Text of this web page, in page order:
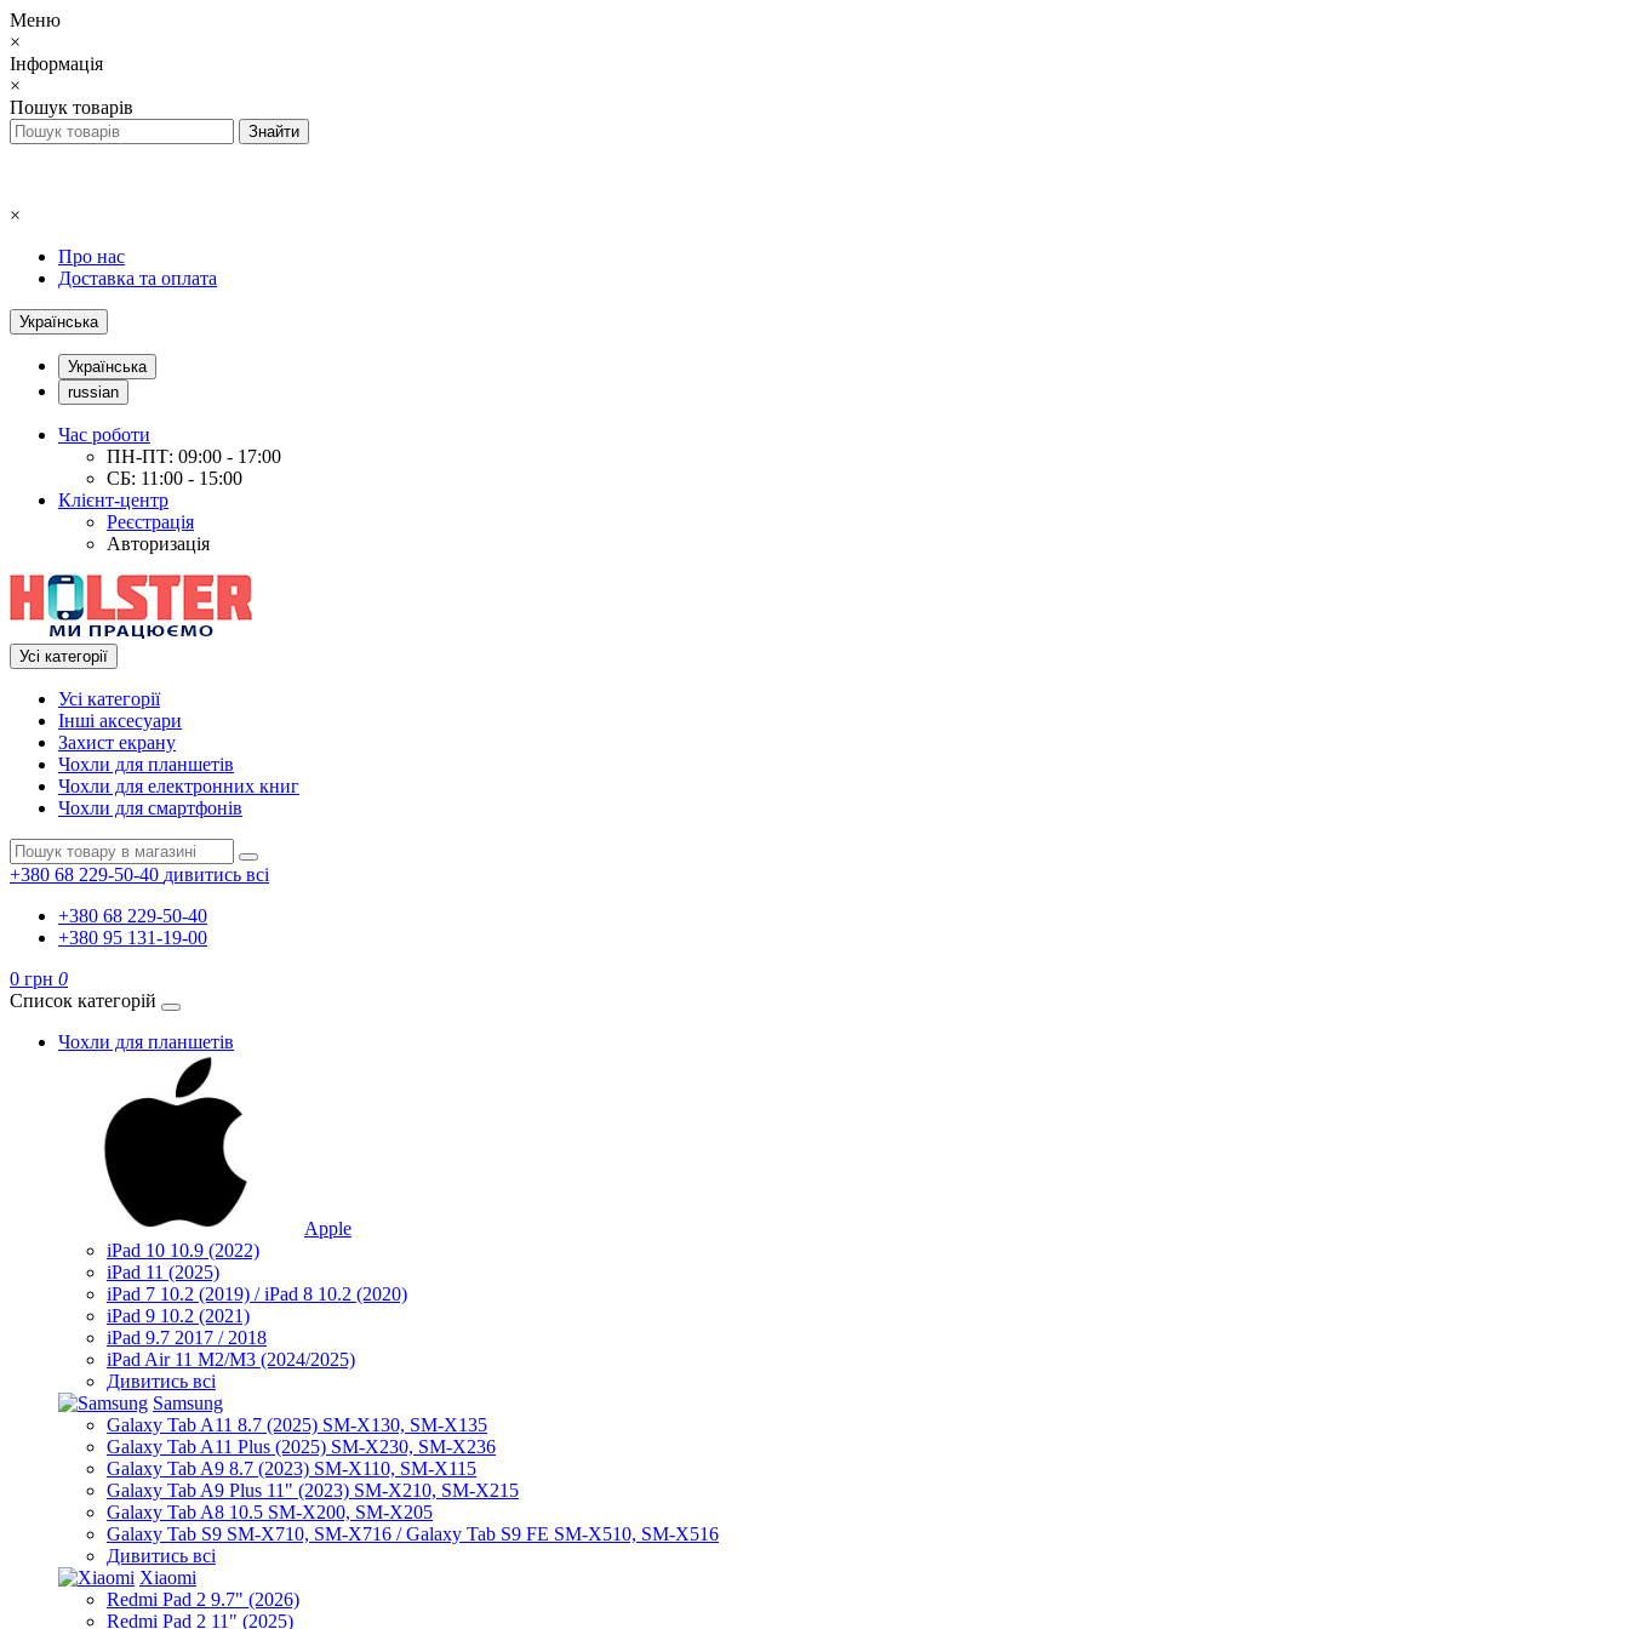
Меню
×
Інформація
×
Пошук товарів
×
Про нас
Доставка та оплата
Українська
Українська
russian
Час роботи
ПН-ПТ: 09:00 - 17:00
СБ: 11:00 - 15:00
Клієнт-центр
Реєстрація
Авторизація
Усі категорії
Усі категорії
Інші аксесуари
Захист екрану
Чохли для планшетів
Чохли для електронних книг
Чохли для смартфонів
+380 68 229-50-40 дивитись всі
+380 68 229-50-40
+380 95 131-19-00
0 грн 0
Список категорій
Чохли для планшетів
Apple
iPad 10 10.9 (2022)
iPad 11 (2025)
iPad 7 10.2 (2019) / iPad 8 10.2 (2020)
iPad 9 10.2 (2021)
iPad 9.7 2017 / 2018
iPad Air 11 M2/M3 (2024/2025)
Дивитись всі
Samsung
Galaxy Tab A11 8.7 (2025) SM-X130, SM-X135
Galaxy Tab A11 Plus (2025) SM-X230, SM-X236
Galaxy Tab A9 8.7 (2023) SM-X110, SM-X115
Galaxy Tab A9 Plus 11" (2023) SM-X210, SM-X215
Galaxy Tab A8 10.5 SM-X200, SM-X205
Galaxy Tab S9 SM-X710, SM-X716 / Galaxy Tab S9 FE SM-X510, SM-X516
Дивитись всі
Xiaomi
Redmi Pad 2 9.7" (2026)
Redmi Pad 2 11" (2025)